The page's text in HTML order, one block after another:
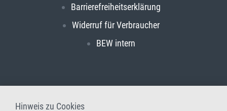
Barrierefreiheitserklärung
Widerruf für Verbraucher
BEW intern
Hinweis zu Cookies